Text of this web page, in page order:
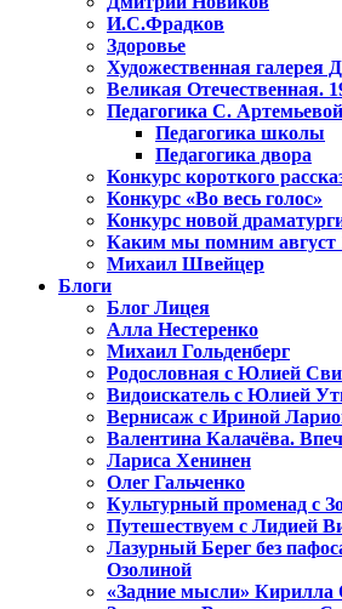
И.С.Фрадков
Здоровье
Художественная галерея
Великая Отечественная.
Педагогика С. Артемьевой
Педагогика школы
Педагогика двора
Конкурс короткого
Конкурс «Во весь голос»
Конкурс новой
Каким мы помним август
Михаил Швейцер
Блоги
Блог Лицея
Алла Нестеренко
Михаил Гольденберг
Родословная с Юлией
Видоискатель с Юлией
Вернисаж с Ириной
Валентина Калачёва.
Лариса Хенинен
Олег Гальченко
Культурный променад с
Путешествуем с Лидией
Лазурный Берег без
Озолиной
«Задние мысли»